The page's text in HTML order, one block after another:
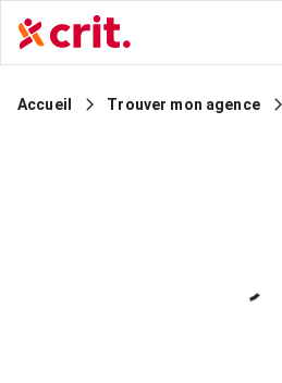
Accueil Trouver mon agence